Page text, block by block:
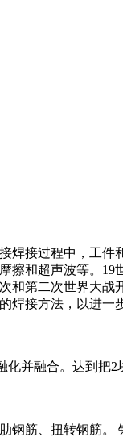
接焊接过程中，工
和超声波等。19
和第二次世界大
接方法，以进一
并融合。达到把2
钢筋、扭转钢筋。